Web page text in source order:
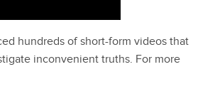
hundreds of short-form videos that
inconvenient truths. For more